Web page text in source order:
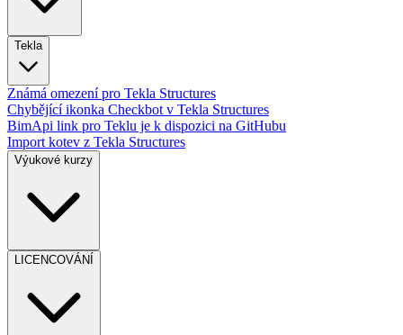
Tekla
Známá omezení pro Tekla Structures
Chybějící ikonka Checkbot v Tekla Structures
BimApi link pro Teklu je k dispozici na GitHubu
Import kotev z Tekla Structures
Výukové kurzy
LICENCOVÁNÍ